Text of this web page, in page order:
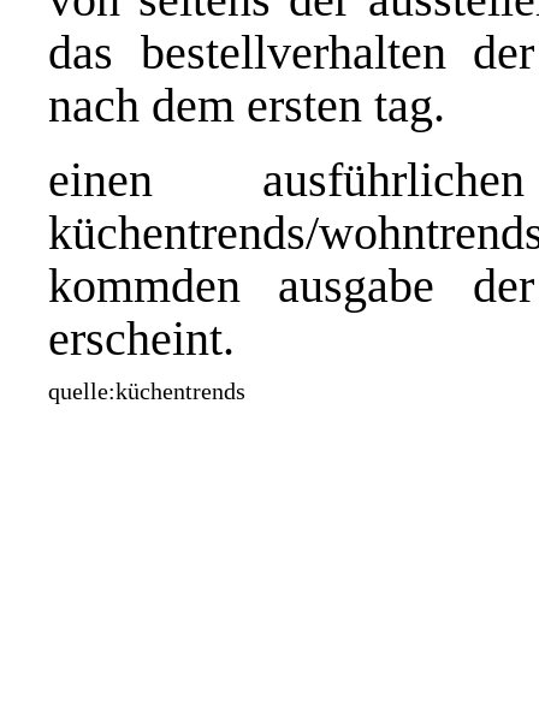
das bestellverhalten
nach dem ersten tag.
einen
küchentrends/
kommden ausgabe
erscheint.
quelle:küchentrends